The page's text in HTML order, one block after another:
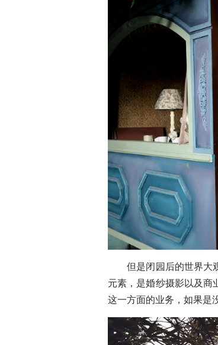
但是闭园后的世界大观
元素，是婚纱摄影以及商
这一方面的业务，如果是